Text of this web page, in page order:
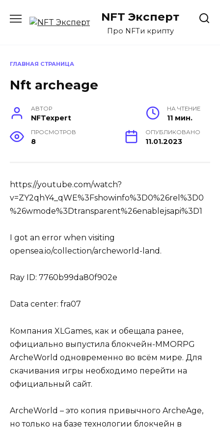
содержанию
NFT Эксперт
Про NFTи крипту
ГЛАВНАЯ СТРАНИЦА
Nft archeage
АВТОР
NFTexpert
НА ЧТЕНИЕ
11 мин.
ПРОСМОТРОВ
8
ОПУБЛИКОВАНО
11.01.2023
https://youtube.com/watch?
v=ZY2qhY4_qWE%3Fshowinfo%3D0%26rel%3D0
%26wmode%3Dtransparent%26enablejsapi%3D1
I got an error when visiting
opensea.io/collection/archeworld-land.
Ray ID: 7760b99da80f902e
Data center: fra07
Компания XLGames, как и обещала ранее,
официально выпустила блокчейн-MMORPG
ArcheWorld одновременно во всём мире. Для
скачивания игры необходимо перейти на
официальный сайт.
ArcheWorld – это копия привычного ArcheAge,
но только на базе технологии блокчейн в